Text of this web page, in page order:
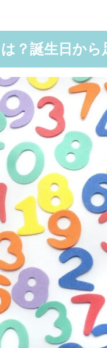
？誕生日から